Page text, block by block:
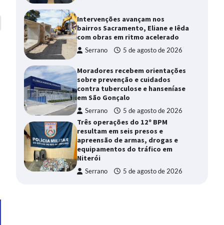
Intervenções avançam nos
bairros Sacramento, Eliane e Iêda
com obras em ritmo acelerado
Serrano 5 de agosto de 2026
Moradores recebem orientações
sobre prevenção e cuidados
contra tuberculose e hanseníase
em São Gonçalo
Serrano 5 de agosto de 2026
Três operações do 12º BPM
resultam em seis presos e
apreensão de armas, drogas e
equipamentos do tráfico em
Niterói
Serrano 5 de agosto de 2026